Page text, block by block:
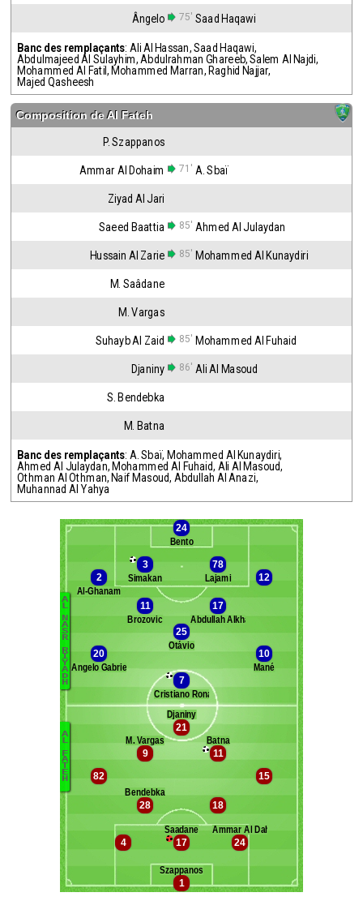
Ângelo 75' Saad Haqawi
Banc des remplaçants: Ali Al Hassan,Saad Haqawi,
Abdulmajeed Al Sulayhim, Abdulrahman Ghareeb,Salem Al Najdi,
Mohammed Al Fatil, Mohammed Marran, Raghid Najjar,
Majed Qasheesh
Composition deAl Fateh
P. Szappanos
Ammar Al Dohaim 71' A. Sbaï
Ziyad Al Jari
Saeed Baattia 85' Ahmed Al Julaydan
Hussain Al Zarie 85' Mohammed Al Kunaydiri
M. Saâdane
M. Vargas
Suhayb Al Zaid 85' Mohammed Al Fuhaid
Djaniny 86' Ali Al Masoud
S. Bendebka
M. Batna
Banc des remplaçants: A. Sbaï, Mohammed Al Kunaydiri,
Ahmed Al Julaydan, Mohammed Al Fuhaid, Ali Al Masoud,
Othman Al Othman, Naif Masoud, Abdullah Al Anazi,
Muhannad Al Yahya